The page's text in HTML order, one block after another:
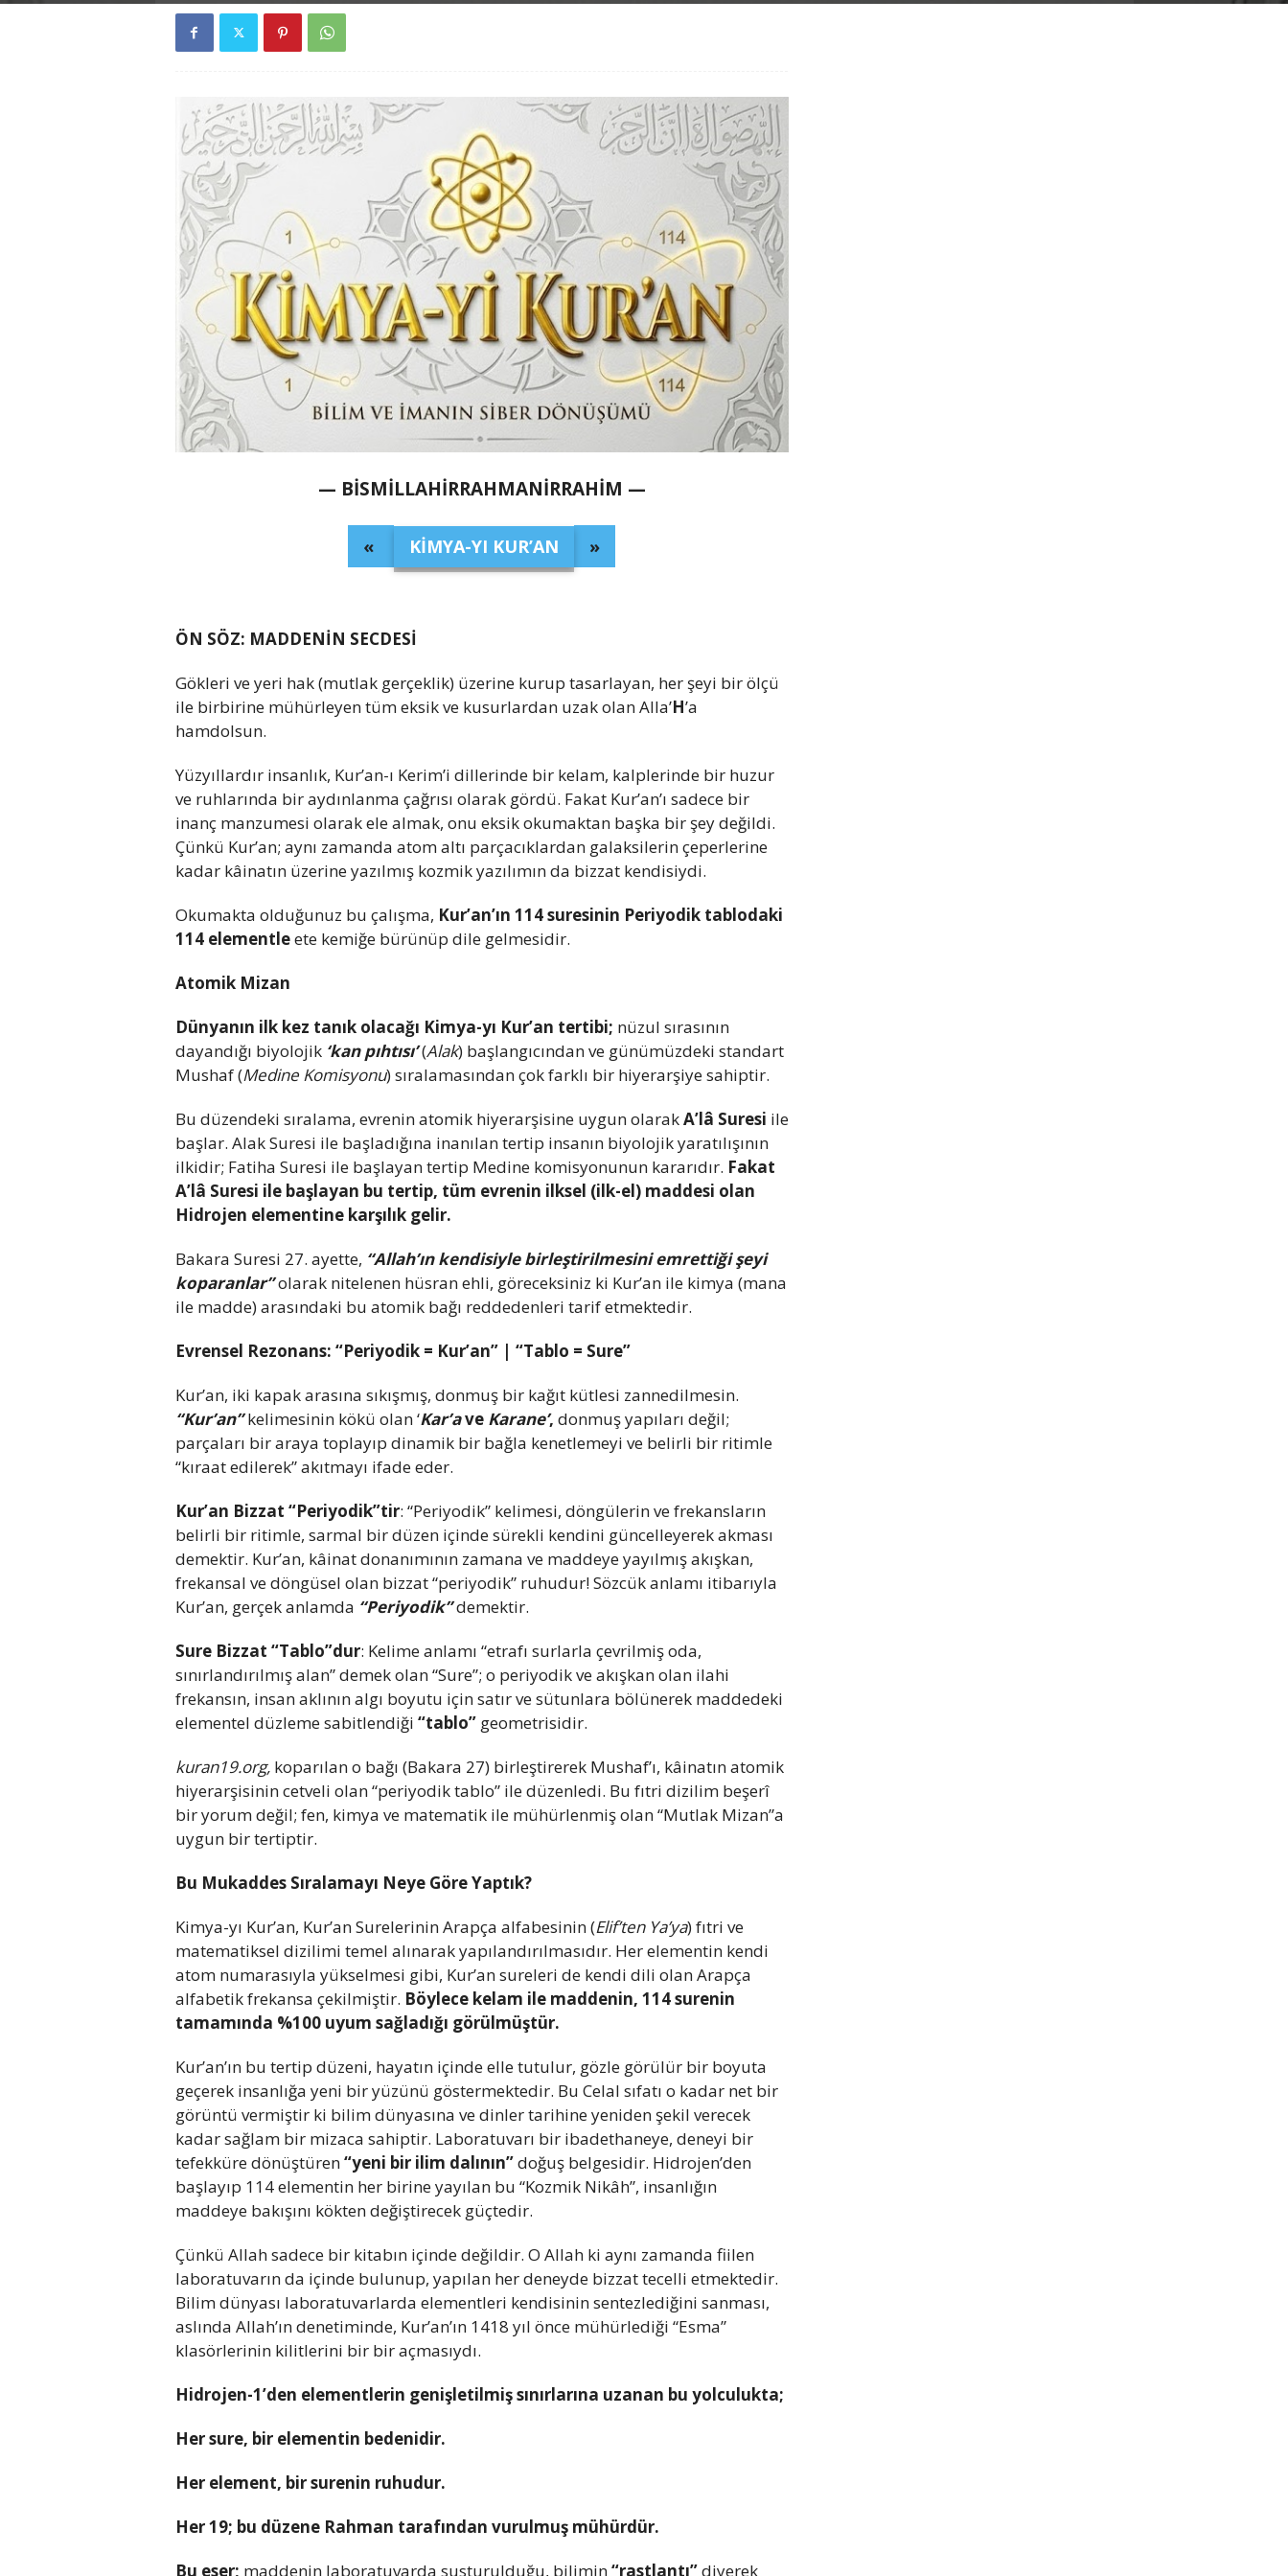
— BİSMİLLAHİRRAHMANİRRAHİM —
« KİMYA-YI KUR’AN »
ÖN SÖZ: MADDENİN SECDESİ
Gökleri ve yeri hak (mutlak gerçeklik) üzerine kurup tasarlayan, her şeyi bir ölçü
ile birbirine mühürleyen tüm eksik ve kusurlardan uzak olan Alla’H’a
hamdolsun.
Yüzyıllardır insanlık, Kur’an-ı Kerim’i dillerinde bir kelam, kalplerinde bir huzur
ve ruhlarında bir aydınlanma çağrısı olarak gördü. Fakat Kur’an’ı sadece bir
inanç manzumesi olarak ele almak, onu eksik okumaktan başka bir şey değildi.
Çünkü Kur’an; aynı zamanda atom altı parçacıklardan galaksilerin çeperlerine
kadar kâinatın üzerine yazılmış kozmik yazılımın da bizzat kendisiydi.
Okumakta olduğunuz bu çalışma, Kur’an’ın 114 suresinin Periyodik tablodaki
114 elementleete kemiğe bürünüp dile gelmesidir.
Atomik Mizan
Dünyanın ilk kez tanık olacağı Kimya-yı Kur’an tertibi; nüzul sırasının
dayandığı biyolojik ‘kan pıhtısı’(Alak) başlangıcından ve günümüzdeki standart
Mushaf (Medine Komisyonu) sıralamasından çok farklı bir hiyerarşiye sahiptir.
Bu düzendeki sıralama, evrenin atomik hiyerarşisine uygun olarakA’lâ Suresi ile
başlar. Alak Suresi ile başladığına inanılan tertip insanın biyolojik yaratılışının
ilkidir; Fatiha Suresi ile başlayan tertip Medine komisyonunun kararıdır. Fakat
A’lâ Suresi ile başlayan bu tertip, tüm evrenin ilksel (ilk-el) maddesi olan
Hidrojen elementine karşılık gelir.
Bakara Suresi 27. ayette, “Allah’ın kendisiyle birleştirilmesini emrettiği şeyi
koparanlar”olarak nitelenen hüsran ehli, göreceksiniz ki Kur’an ile kimya (mana
ile madde) arasındaki bu atomik bağı reddedenleri tarif etmektedir.
Evrensel Rezonans: “Periyodik = Kur’an” | “Tablo = Sure”
Kur’an, iki kapak arasına sıkışmış, donmuş bir kağıt kütlesi zannedilmesin.
“Kur’an”kelimesinin kökü olan ‘Kar’ave Karane’, donmuş yapıları değil;
parçaları bir araya toplayıp dinamik bir bağla kenetlemeyi ve belirli bir ritimle
“kıraat edilerek” akıtmayı ifade eder.
Kur’an Bizzat “Periyodik”tir: “Periyodik” kelimesi, döngülerin ve frekansların
belirli bir ritimle, sarmal bir düzen içinde sürekli kendini güncelleyerek akması
demektir. Kur’an, kâinat donanımının zamana ve maddeye yayılmış akışkan,
frekansal ve döngüsel olan bizzat “periyodik” ruhudur! Sözcük anlamı itibarıyla
Kur’an, gerçek anlamda “Periyodik”demektir.
Sure Bizzat “Tablo”dur: Kelime anlamı “etrafı surlarla çevrilmiş oda,
sınırlandırılmış alan” demek olan “Sure”; o periyodik ve akışkan olan ilahi
frekansın, insan aklının algı boyutu için satır ve sütunlara bölünerek maddedeki
elementel düzleme sabitlendiği “tablo”geometrisidir.
kuran19.org,koparılan o bağı (Bakara 27) birleştirerek Mushaf’ı, kâinatın atomik
hiyerarşisinin cetveli olan “periyodik tablo” ile düzenledi. Bu fıtri dizilim beşerî
bir yorum değil; fen, kimya ve matematik ile mühürlenmiş olan “Mutlak Mizan”a
uygun bir tertiptir.
Bu Mukaddes Sıralamayı Neye Göre Yaptık?
Kimya-yı Kur’an, Kur’an Surelerinin Arapça alfabesinin (Elif’ten Ya’ya) fıtri ve
matematiksel dizilimi temel alınarak yapılandırılmasıdır. Her elementin kendi
atom numarasıyla yükselmesi gibi, Kur’an sureleri de kendi dili olan Arapça
alfabetik frekansa çekilmiştir. Böylece kelam ile maddenin, 114 surenin
tamamında %100 uyum sağladığı görülmüştür.
Kur’an’ın bu tertip düzeni, hayatın içinde elle tutulur, gözle görülür bir boyuta
geçerek insanlığa yeni bir yüzünü göstermektedir. Bu Celal sıfatı o kadar net bir
görüntü vermiştir ki bilim dünyasına ve dinler tarihine yeniden şekil verecek
kadar sağlam bir mizaca sahiptir. Laboratuvarı bir ibadethaneye, deneyi bir
tefekküre dönüştüren“yeni bir ilim dalının”doğuş belgesidir. Hidrojen’den
başlayıp 114 elementin her birine yayılan bu “Kozmik Nikâh”, insanlığın
maddeye bakışını kökten değiştirecek güçtedir.
Çünkü Allah sadece bir kitabın içinde değildir. O Allah ki aynı zamanda fiilen
laboratuvarın da içinde bulunup, yapılan her deneyde bizzat tecelli etmektedir.
Bilim dünyası laboratuvarlarda elementleri kendisinin sentezlediğini sanması,
aslında Allah’ın denetiminde, Kur’an’ın 1418 yıl önce mühürlediği “Esma”
klasörlerinin kilitlerini bir bir açmasıydı.
Hidrojen-1’den elementlerin genişletilmiş sınırlarına uzanan bu yolculukta;
Her sure, bir elementin bedenidir.
Her element, bir surenin ruhudur.
Her 19; bu düzene Rahman tarafından vurulmuş mühürdür.
Bu eser; maddenin laboratuvarda susturulduğu, bilimin“rastlantı”diyerek